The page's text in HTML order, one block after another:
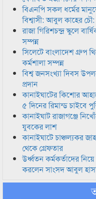
বিএনপি সকল ধর্মের
বিশ্বাসী: আবুল কাহের
রাজা গিরিশচন্দ্র স্কুলে
সম্পন্ন
সিলেটে বাংলাদেশ গ্রুপ
কর্মশালা সম্পন্ন
বিশ্ব জনসংখ্যা দিবস
প্রদান
কানাইঘাটের কিশোর
৫ দিনের রিমান্ড চাইবে
কানাইঘাট রাজাগঞ্জে
যুবকের লাশ
কানাইঘাটে চাঞ্চল্যকর
থেকে গ্রেফতার
উর্ধ্বতন কর্মকর্তাদের নিয়ে
করলেন সাংসদ আবুল